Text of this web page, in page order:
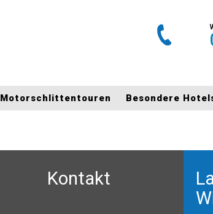
Motorschlittentouren Besondere
Kontakt